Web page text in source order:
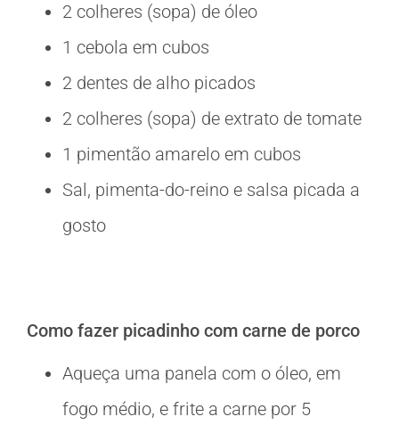
2 colheres (sopa) de óleo
1 cebola em cubos
2 dentes de alho picados
2 colheres (sopa) de extrato de tomate
1 pimentão amarelo em cubos
Sal, pimenta-do-reino e salsa picada a
gosto
Como fazer picadinho com carne de porco
Aqueça uma panela com o óleo, em
fogo médio, e frite a carne por 5